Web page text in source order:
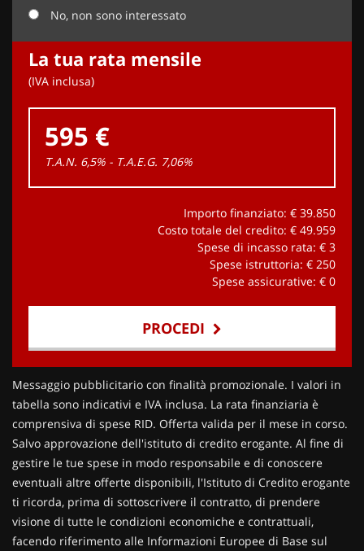
No, non sono interessato
La tua rata mensile
(IVA inclusa)
595 €
T.A.N. 6,5% - T.A.E.G. 7,06%
Importo finanziato: € 39.850
Costo totale del credito: € 49.959
Spese di incasso rata: € 3
Spese istruttoria: € 250
Spese assicurative: € 0
PROCEDI
Contattaci
Messaggio pubblicitario con finalità promozionale. I valori in
tabella sono indicativi e IVA inclusa. La rata finanziaria è
comprensiva di spese RID. Offerta valida per il mese in corso.
Salvo approvazione dell'istituto di credito erogante. Al fine di
gestire le tue spese in modo responsabile e di conoscere
eventuali altre offerte disponibili, l'Istituto di Credito erogante
ti ricorda, prima di sottoscrivere il contratto, di prendere
visione di tutte le condizioni economiche e contrattuali,
facendo riferimento alle Informazioni Europee di Base sul